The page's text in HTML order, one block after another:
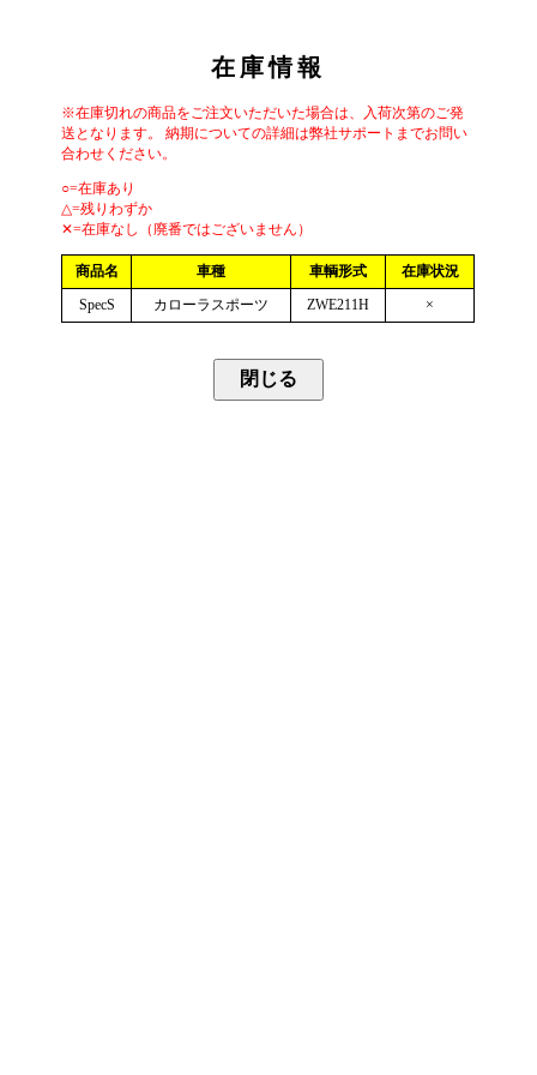
在庫情報
※在庫切れの商品をご注文いただいた場合は、入荷次第のご発
送となります。 納期についての詳細は弊社サポートまでお問い
合わせください。
○=在庫あり
△=残りわずか
✕=在庫なし（廃番ではございません）
商品名 車種 車輌形式
在庫状況
SpecS
カローラスポーツ ZWE211H ×